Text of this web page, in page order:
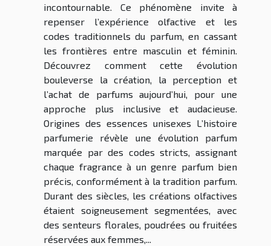
incontournable. Ce phénomène invite à
repenser l’expérience olfactive et les
codes traditionnels du parfum, en cassant
les frontières entre masculin et féminin.
Découvrez comment cette évolution
bouleverse la création, la perception et
l’achat de parfums aujourd’hui, pour une
approche plus inclusive et audacieuse.
Origines des essences unisexes L’histoire
parfumerie révèle une évolution parfum
marquée par des codes stricts, assignant
chaque fragrance à un genre parfum bien
précis, conformément à la tradition parfum.
Durant des siècles, les créations olfactives
étaient soigneusement segmentées, avec
des senteurs florales, poudrées ou fruitées
réservées aux femmes,...